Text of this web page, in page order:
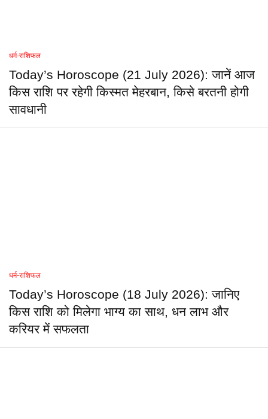
धर्म-राशिफल
Today’s Horoscope (21 July 2026): जानें आज
किस राशि पर रहेगी किस्मत मेहरबान, किसे बरतनी होगी
सावधानी
धर्म-राशिफल
Today’s Horoscope (18 July 2026): जानिए
किस राशि को मिलेगा भाग्य का साथ, धन लाभ और
करियर में सफलता